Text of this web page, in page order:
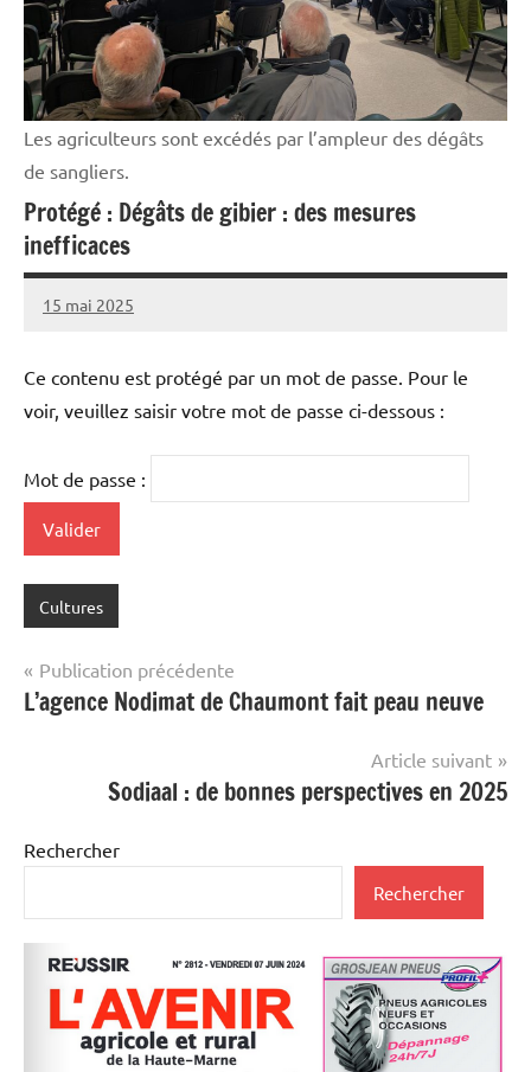
Les agriculteurs sont excédés par l’ampleur des dégâts
de sangliers.
Protégé : Dégâts de gibier : des mesures
inefficaces
15 mai 2025
L'Avenir
et
Rural
Ce contenu est protégé par un mot de passe. Pour le
voir, veuillez saisir votre mot de passe ci-dessous :
Mot de passe :
Cultures
Navigation
de
Publication précédente
L’agence Nodimat de Chaumont fait peau neuve
Article suivant
Sodiaal : de bonnes perspectives en 2025
Rechercher
Rechercher